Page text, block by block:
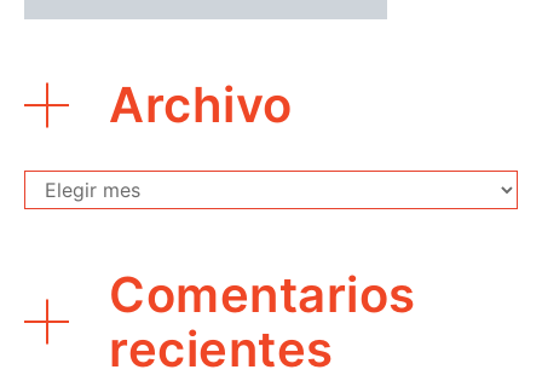
Archivo
Archivo
Comentarios
recientes